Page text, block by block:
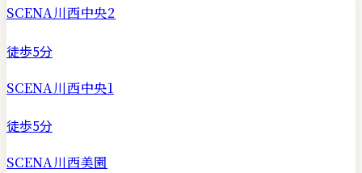
SCENA川西中央2
徒歩5分
SCENA川西中央1
徒歩5分
SCENA川西美園